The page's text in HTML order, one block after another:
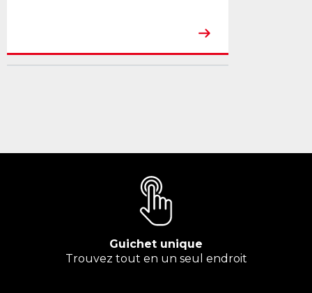
Guichet unique
Trouvez tout en un seul endroit